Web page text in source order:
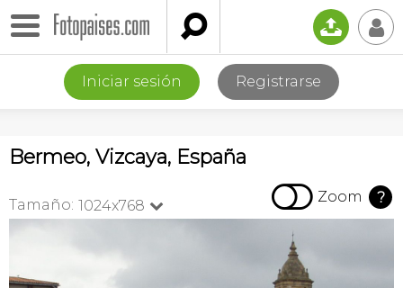
 📤 👤
Iniciar sesión Registrarse
Bermeo, Vizcaya, España
Tamaño: 1024x768   Zoom ?